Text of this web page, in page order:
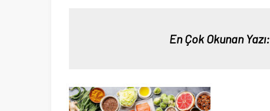
En Çok Okunan Yazı: